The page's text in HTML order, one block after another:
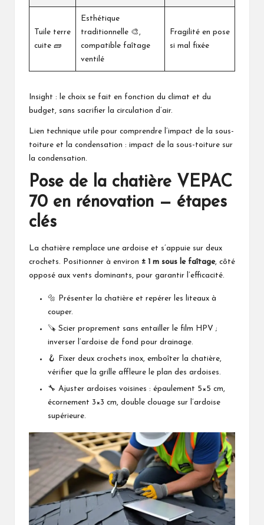
Tuile terre
cuite 🧱
Esthétique
traditionnelle 🎨,
compatible faîtage
ventilé
Fragilité en pose
si mal fixée
Insight : le choix se fait en fonction du climat et du
budget, sans sacrifier la circulation d’air.
Lien technique utile pour comprendre l’impact de la sous-
toiture et la condensation : impact de la sous-toiture sur
la condensation.
Pose de la chatière VEPAC
70 en rénovation — étapes
clés
La chatière remplace une ardoise et s’appuie sur deux
crochets. Positionner à environ ± 1 m sous le faîtage, côté
opposé aux vents dominants, pour garantir l’efficacité.
🔩 Présenter la chatière et repérer les liteaux à
couper.
🪚 Scier proprement sans entailler le film HPV ;
inverser l’ardoise de fond pour drainage.
🪝 Fixer deux crochets inox, emboîter la chatière,
vérifier que la grille affleure le plan des ardoises.
🔧 Ajuster ardoises voisines : épaulement 5×5 cm,
écornement 3×3 cm, double clouage sur l’ardoise
supérieure.